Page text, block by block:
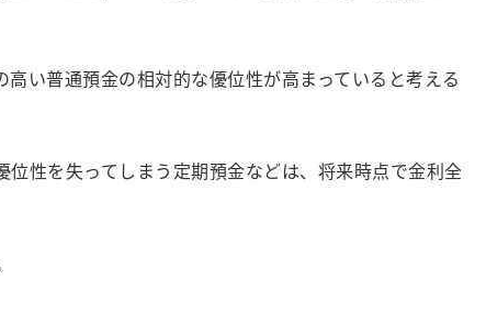
い普通預金の相対的な優位性が高まっていると考える
性を失ってしまう定期預金などは、将来時点で金利全